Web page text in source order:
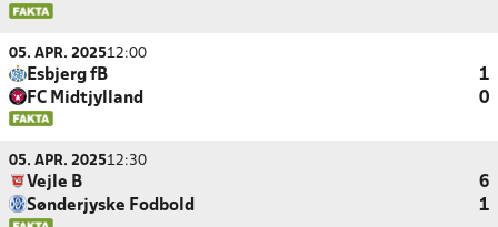
05. APR. 202512:00
Esbjerg fB
1
FC Midtjylland
0
05. APR. 202512:30
Vejle B
6
Sønderjyske Fodbold
1